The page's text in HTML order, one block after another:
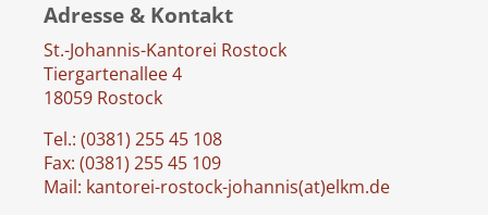
Adresse & Kontakt
St.-Johannis-Kantorei Rostock
Tiergartenallee 4
18059 Rostock
Tel.: (0381) 255 45 108
Fax: (0381) 255 45 109
Mail: kantorei-rostock-johannis(at)elkm.de